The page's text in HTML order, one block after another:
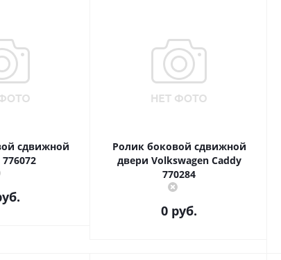
сдвижной
Ролик боковой сдвижной
двери Volkswagen Caddy
770284
0 руб.